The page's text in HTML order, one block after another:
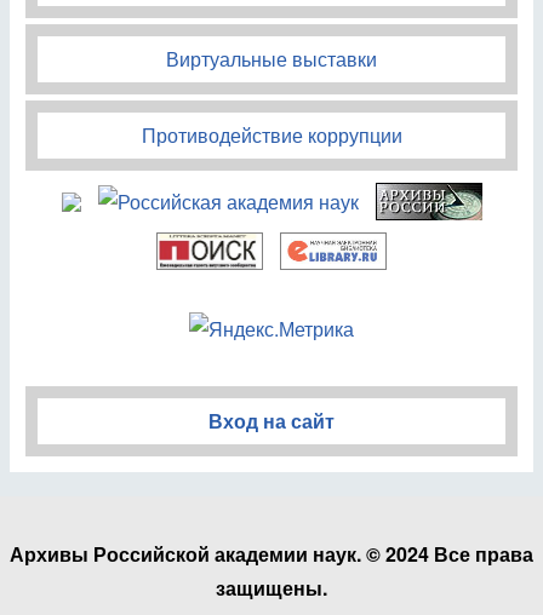
Виртуальные выставки
Противодействие коррупции
Вход на сайт
Архивы Российской академии наук. © 2024 Все права
защищены.